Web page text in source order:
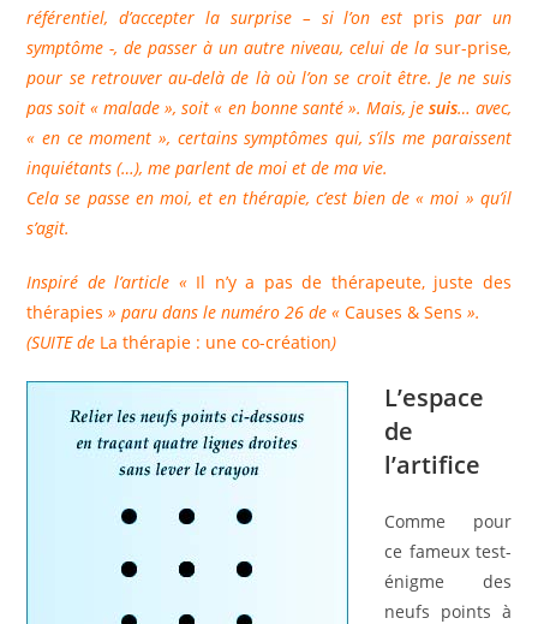
référentiel, d’accepter la surprise – si l’on est pris par un
symptôme -, de passer à un autre niveau, celui de la sur-prise,
pour se retrouver au-delà de là où l’on se croit être. Je ne suis
pas soit « malade », soit « en bonne santé ». Mais, je suis… avec,
« en ce moment », certains symptômes qui, s’ils me paraissent
inquiétants (…), me parlent de moi et de ma vie.
Cela se passe en moi, et en thérapie, c’est bien de « moi » qu’il
s’agit.
Inspiré de l’article « Il n’y a pas de thérapeute, juste des
thérapies » paru dans le numéro 26 de «Causes & Sens ».
(SUITE de La thérapie : une co-création)
L’espace
de
l’artifice
Comme pour
ce fameux test-
énigme des
neufs points à